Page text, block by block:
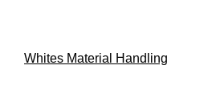
Whites Material Handling